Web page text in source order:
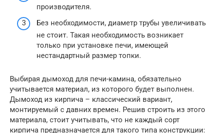
производителя.
Без необходимости, диаметр трубы увеличивать
не стоит. Такая необходимость возникает
только при установке печи, имеющей
нестандартный размер топки.
Выбирая дымоход для печи-камина, обязательно
учитывается материал, из которого будет выполнен.
Дымоход из кирпича – классический вариант,
монтируемый с давних времен. Решив строить из этого
материала, стоит учитывать, что не каждый сорт
кирпича предназначается для такого типа конструкции: